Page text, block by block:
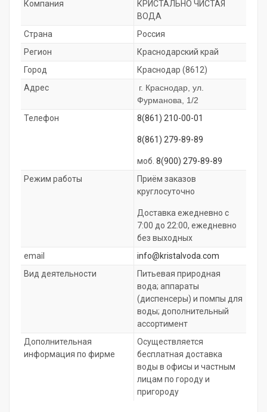
Компания
КРИСТАЛЬНО ЧИСТАЯ
ВОДА
Страна
Россия
Регион
Краснодарский край
Город
Краснодар (8612)
Адрес
г. Краснодар, ул.
Фурманова, 1/2
Телефон
8(861) 210-00-01
8(861) 279-89-89
моб. 8(900) 279-89-89
Режим работы
Приём заказов
круглосуточно
Доставка ежедневно с
7:00 до 22:00, ежедневно
без выходных
email
info@kristalvoda .com
Вид деятельности
Питьевая природная
вода; аппараты
(диспенсеры) и помпы для
воды; дополнительный
ассортимент
Дополнительная
информация по фирме
Осуществляется
бесплатная доставка
воды в офисы и частным
лицам по городу и
пригороду